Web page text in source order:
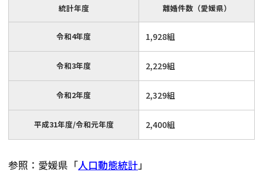
統計年度 離婚件数（愛媛県）
令和4年度 1,928組
令和3年度 2,229組
令和2年度 2,329組
平成31年度/令和元年度 2,400組
参照：愛媛県「人口動態統計」